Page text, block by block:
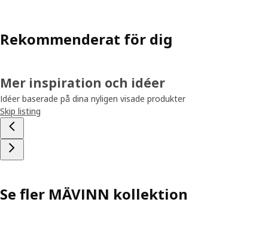
Rekommenderat för dig
Mer inspiration och idéer
Idéer baserade på dina nyligen visade produkter
Skip listing
Se fler MÄVINN kollektion